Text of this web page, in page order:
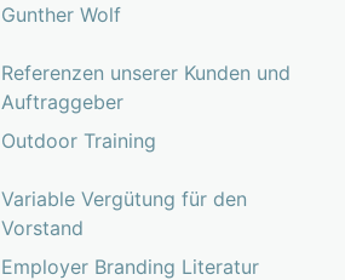
Gunther Wolf
Referenzen unserer Kunden und
Auftraggeber
Outdoor Training
Variable Vergütung für den
Vorstand
Employer Branding Literatur